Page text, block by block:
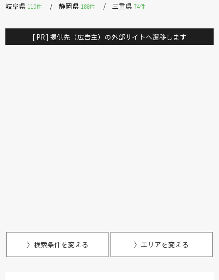
岐阜県 110件 静岡県 188件 三重県74件
[ PR ] 提供先（広告主）の外部サイトへ遷移します
〉検索条件を変える 〉エリアを変える